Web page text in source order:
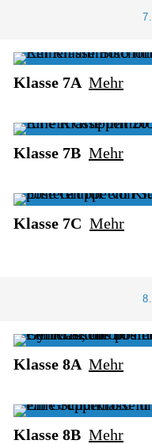
Klasse 7A Mehr
Klasse 7B Mehr
Klasse 7C Mehr
Klasse 8A Mehr
Klasse 8B Mehr